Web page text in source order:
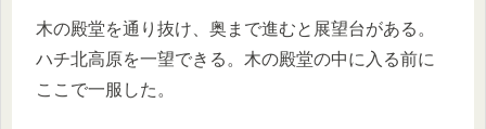
木の殿堂を通り抜け、奥まで進むと展望台がある。
ハチ北高原を一望できる。木の殿堂の中に入る前に
ここで一服した。